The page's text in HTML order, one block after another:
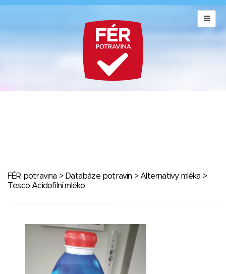
FÉR potravina > Databáze potravin > Alternativy mléka >
Tesco Acidofilní mléko